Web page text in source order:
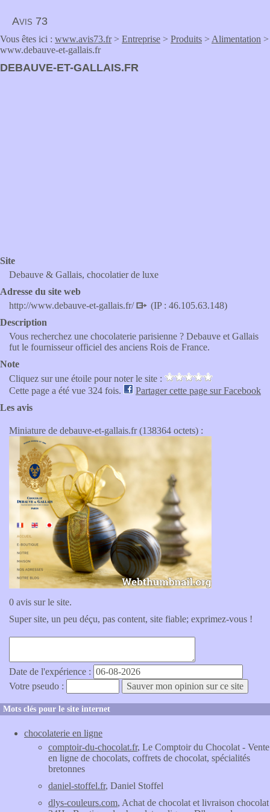
Avis 73
Vous êtes ici : www.avis73.fr> Entreprise > Produits > Alimentation >
www.debauve-et-gallais.fr
DEBAUVE-ET-GALLAIS.FR
Site
Debauve & Gallais, chocolatier de luxe
Adresse du site web
http://www.debauve-et-gallais.fr/
(IP : 46.105.63.148)
Description
Vous recherchez une chocolaterie parisienne ? Debauve et Gallais
fut le fournisseur officiel des anciens Rois de France.
Note
Cliquez sur une étoile pour noter le site :
Cette page a été vue 324 fois.
Partager cette page sur Facebook
Les avis
Miniature de debauve-et-gallais.fr (138364 octets) :
0 avis sur le site.
Super site, un peu déçu, pas content, site fiable; exprimez-vous !
Date de l'expérience :
Votre pseudo :
Mots clés pour le site internet
chocolaterie en ligne
comptoir-du-chocolat.fr, Le Comptoir du Chocolat - Vente
en ligne de chocolats, coffrets de chocolat, spécialités
bretonnes
daniel-stoffel.fr, Daniel Stoffel
dlys-couleurs.com, Achat de chocolat et livraison chocolat